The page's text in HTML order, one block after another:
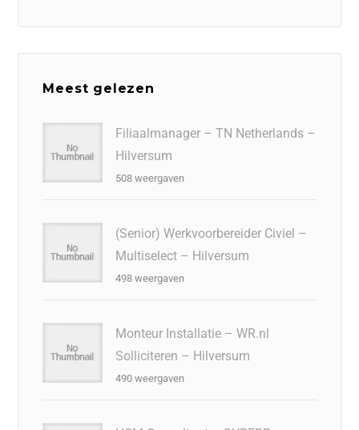
Meest gelezen
Filiaalmanager – TN Netherlands –
Hilversum
508 weergaven
(Senior) Werkvoorbereider Civiel –
Multiselect – Hilversum
498 weergaven
Monteur Installatie – WR.nl
Solliciteren – Hilversum
490 weergaven